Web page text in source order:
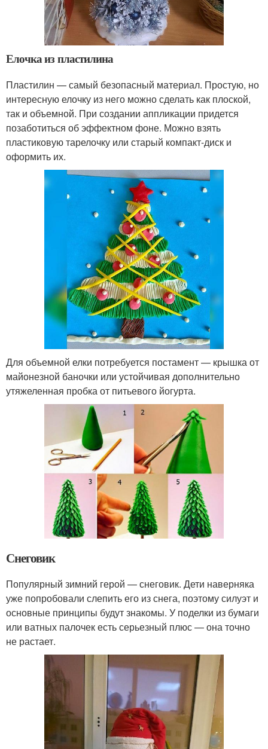
Елочка из пластилина
Пластилин — самый безопасный материал. Простую, но
интересную елочку из него можно сделать как плоской,
так и объемной. При создании аппликации придется
позаботиться об эффектном фоне. Можно взять
пластиковую тарелочку или старый компакт-диск и
оформить их.
Для объемной елки потребуется постамент — крышка от
майонезной баночки или устойчивая дополнительно
утяжеленная пробка от питьевого йогурта.
Снеговик
Популярный зимний герой — снеговик. Дети наверняка
уже попробовали слепить его из снега, поэтому силуэт и
основные принципы будут знакомы. У поделки из бумаги
или ватных палочек есть серьезный плюс — она точно
не растает.